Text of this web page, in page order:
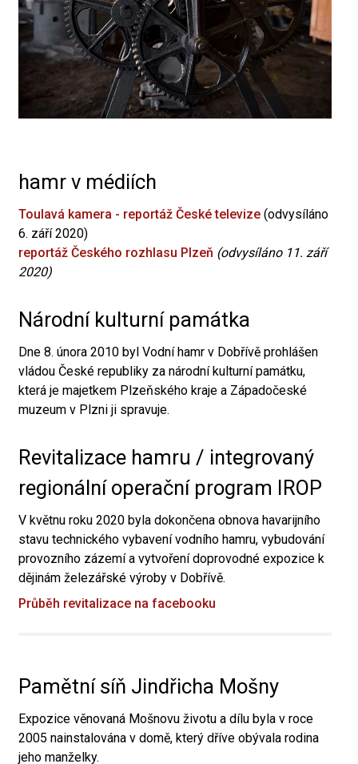
hamr v médiích
Toulavá kamera - reportáž České televize (odvysíláno
6. září 2020)
reportáž Českého rozhlasu Plzeň (odvysíláno 11. září
2020)
Národní kulturní památka
Dne 8. února 2010 byl Vodní hamr v Dobřívě prohlášen
vládou České republiky za národní kulturní památku,
která je majetkem Plzeňského kraje a Západočeské
muzeum v Plzni ji spravuje.
Revitalizace hamru / integrovaný
regionální operační program IROP
V květnu roku 2020 byla dokončena obnova havarijního
stavu technického vybavení vodního hamru, vybudování
provozního zázemí a vytvoření doprovodné expozice k
dějinám železářské výroby v Dobřívě.
Průběh revitalizace na facebooku
Pamětní síň Jindřicha Mošny
Expozice věnovaná Mošnovu životu a dílu byla v roce
2005 nainstalována v domě, který dříve obývala rodina
jeho manželky.